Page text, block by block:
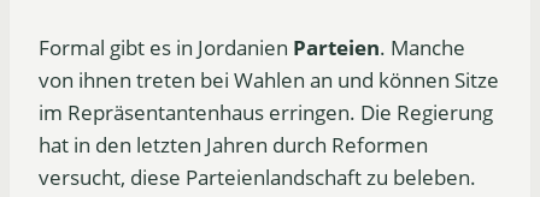
Formal gibt es in Jordanien Parteien. Manche
von ihnen treten bei Wahlen an und können Sitze
im Repräsentantenhaus erringen. Die Regierung
hat in den letzten Jahren durch Reformen
versucht, diese Parteienlandschaft zu beleben.